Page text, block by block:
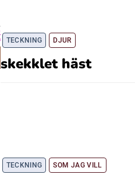
TECKNING DJUR
skekklet häst
TECKNING SOM JAG VILL